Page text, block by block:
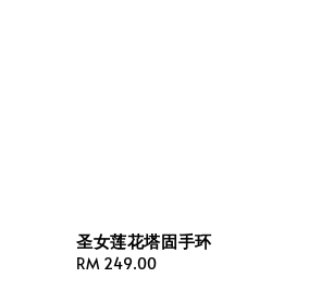
圣女莲花塔固手环
Regular
RM 249.00